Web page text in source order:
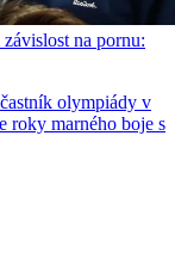
na pornu:
olympiády v
roky marného boje s